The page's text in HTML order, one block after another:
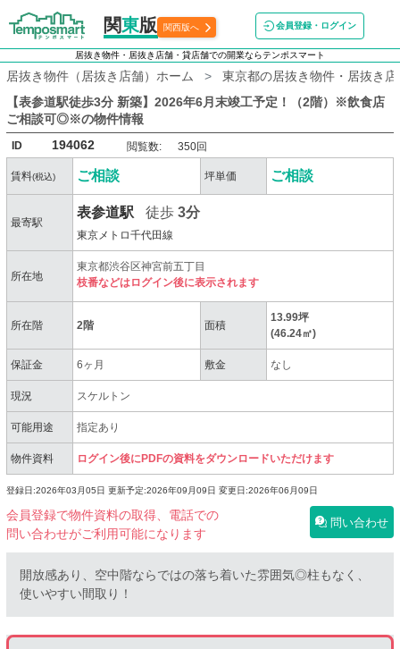
関東版 関西版へ 会員登録・ログイン
居抜き物件・居抜き店舗・貸店舗での開業ならテンポスマート
居抜き物件（居抜き店舗）ホーム
東京都の居抜き物件・居抜き
【表参道駅徒歩3分 新築】2026年6月末竣工予定！（2階）※飲食店
ご相談可◎※の物件情報
ID 194062 閲覧数: 350回
賃料(税込) ご相談 坪単価 ご相談
最寄駅
表参道駅 徒歩3分
東京メトロ千代田線
所在地
東京都渋谷区神宮前五丁目
枝番などはログイン後に表示されます
所在階 2階 面積
13.99坪
(46.24㎡)
保証金 6ヶ月 敷金 なし
現況 スケルトン
可能用途 指定あり
物件資料 ログイン後にPDFの資料をダウンロードいただけます
登録日:2026年03月05日 更新予定:2026年09月09日 変更日:2026年06月09日
会員登録で物件資料の取得、電話での
問い合わせがご利用可能になります
問い合わせ
開放感あり、空中階ならではの落ち着いた雰囲気◎柱もなく、
使いやすい間取り！